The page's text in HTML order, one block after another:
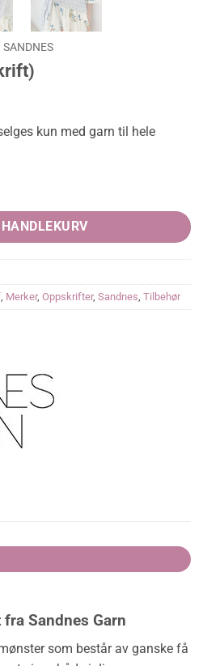
SANDNES
kun med garn til hele
HANDLEKURV
, Merker, Oppskrifter, Sandnes, Tilbehør
Sandnes Garn
som består av ganske få